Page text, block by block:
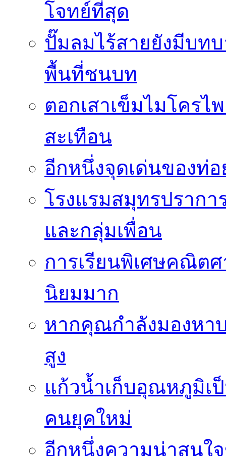
โจทย์ที่สุด
ปั๊มลมไร้สายยังมีบท
พื้นที่ชนบท
ตอกเสาเข็มไมโคร
สะเทือน
อีกหนึ่งจุดเด่นของท่
โรงแรมสมุทรปราก
และกลุ่มเพื่อน
การเรียนพิเศษคณิต
นิยมมาก
หากคุณกำลังมองหา
สูง
แก้วน้ำเก็บอุณหภูมิเ
คนยุคใหม่
อีกหนึ่งความน่าสนใ